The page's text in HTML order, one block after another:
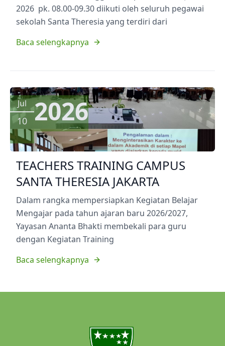
2026 pk. 08.00-09.30 diikuti oleh seluruh pegawai
sekolah Santa Theresia yang terdiri dari
Baca selengkapnya
Jul
10 2026
TEACHERS TRAINING CAMPUS
SANTA THERESIA JAKARTA
Dalam rangka mempersiapkan Kegiatan Belajar
Mengajar pada tahun ajaran baru 2026/2027,
Yayasan Ananta Bhakti membekali para guru
dengan Kegiatan Training
Baca selengkapnya